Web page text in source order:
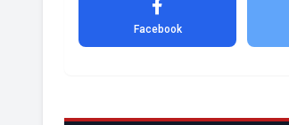
Facebook